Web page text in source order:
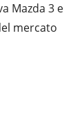
Mazda 3 e
mercato